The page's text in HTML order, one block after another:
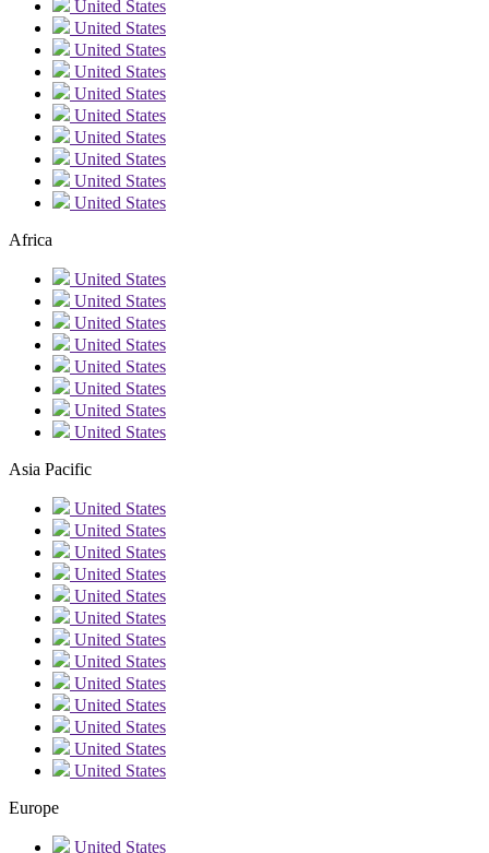
United States
United States
United States
United States
United States
United States
United States
United States
United States
United States
Africa
United States
United States
United States
United States
United States
United States
United States
United States
Asia Pacific
United States
United States
United States
United States
United States
United States
United States
United States
United States
United States
United States
United States
United States
Europe
United States